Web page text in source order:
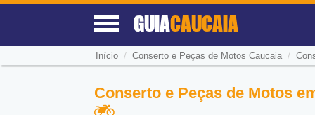
GUIACAUCAIA
Início / Conserto e Peças de Motos Caucaia/
Conserto e Peças de Motos